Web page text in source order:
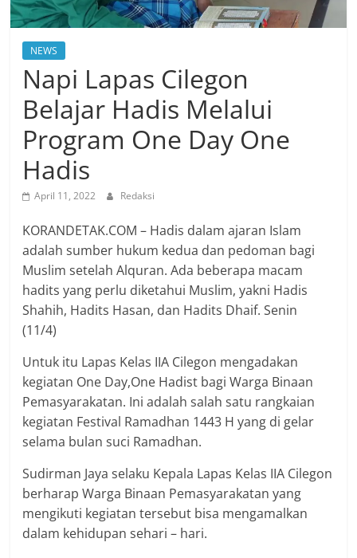
NEWS
Napi Lapas Cilegon
Belajar Hadis Melalui
Program One Day One
Hadis
April 11, 2022 Redaksi
KORANDETAK.COM – Hadis dalam ajaran Islam
adalah sumber hukum kedua dan pedoman bagi
Muslim setelah Alquran. Ada beberapa macam
hadits yang perlu diketahui Muslim, yakni Hadis
Shahih, Hadits Hasan, dan Hadits Dhaif. Senin
(11/4)
Untuk itu Lapas Kelas IIA Cilegon mengadakan
kegiatan One Day,One Hadist bagi Warga Binaan
Pemasyarakatan. Ini adalah salah satu rangkaian
kegiatan Festival Ramadhan 1443 H yang di gelar
selama bulan suci Ramadhan.
Sudirman Jaya selaku Kepala Lapas Kelas IIA Cilegon
berharap Warga Binaan Pemasyarakatan yang
mengikuti kegiatan tersebut bisa mengamalkan
dalam kehidupan sehari – hari.